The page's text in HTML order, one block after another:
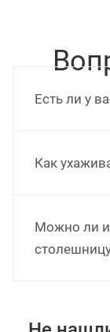
Есть ли у
Как
Можно ли